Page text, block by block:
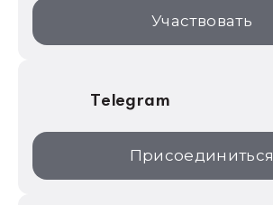
1С:Торговая площадка
Участвовать
Telegram
Присоединиться